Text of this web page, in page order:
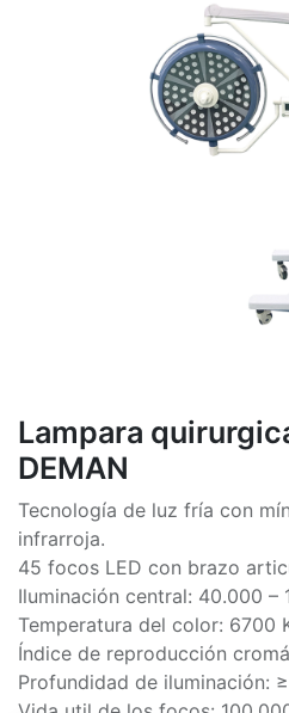
Lampara
DEMAN
Tecnología de luz fría con
infrarroja.
45 focos LED con brazo
Iluminación central: 40.000 –
Temperatura del color: 6700
Índice de reproducción
Profundidad de iluminación: